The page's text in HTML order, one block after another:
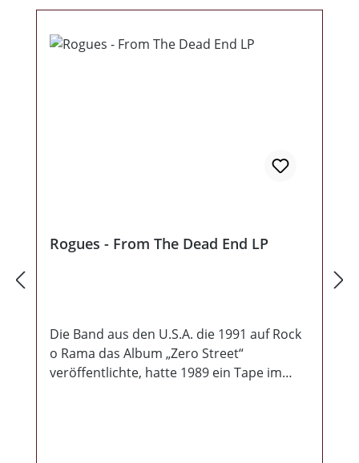
Rogues - From The Dead End LP
Die Band aus den U.S.A. die 1991 auf Rock
o Rama das Album „Zero Street“
veröffentlichte, hatte 1989 ein Tape im